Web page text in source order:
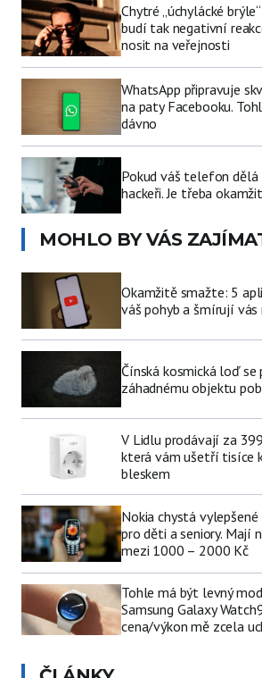
Chytré „úchylácké
budí tak negativní
nosit na veřejnosti
WhatsApp připravuje
na paty Facebooku.
dávno
Pokud váš telefon
hackeři. Je třeba
MOHLO BY VÁS
Okamžitě smažte: 5
váš pohyb a šmírují vás
Čínská kosmická loď
záhadnému objektu
V Lidlu prodávají za
která vám ušetří tisíce
bleskem
Nokia chystá
pro děti a seniory. Mají
mezi 1000 – 2000 Kč
Tohle má být levný
Samsung Galaxy
cena/výkon mě zcela